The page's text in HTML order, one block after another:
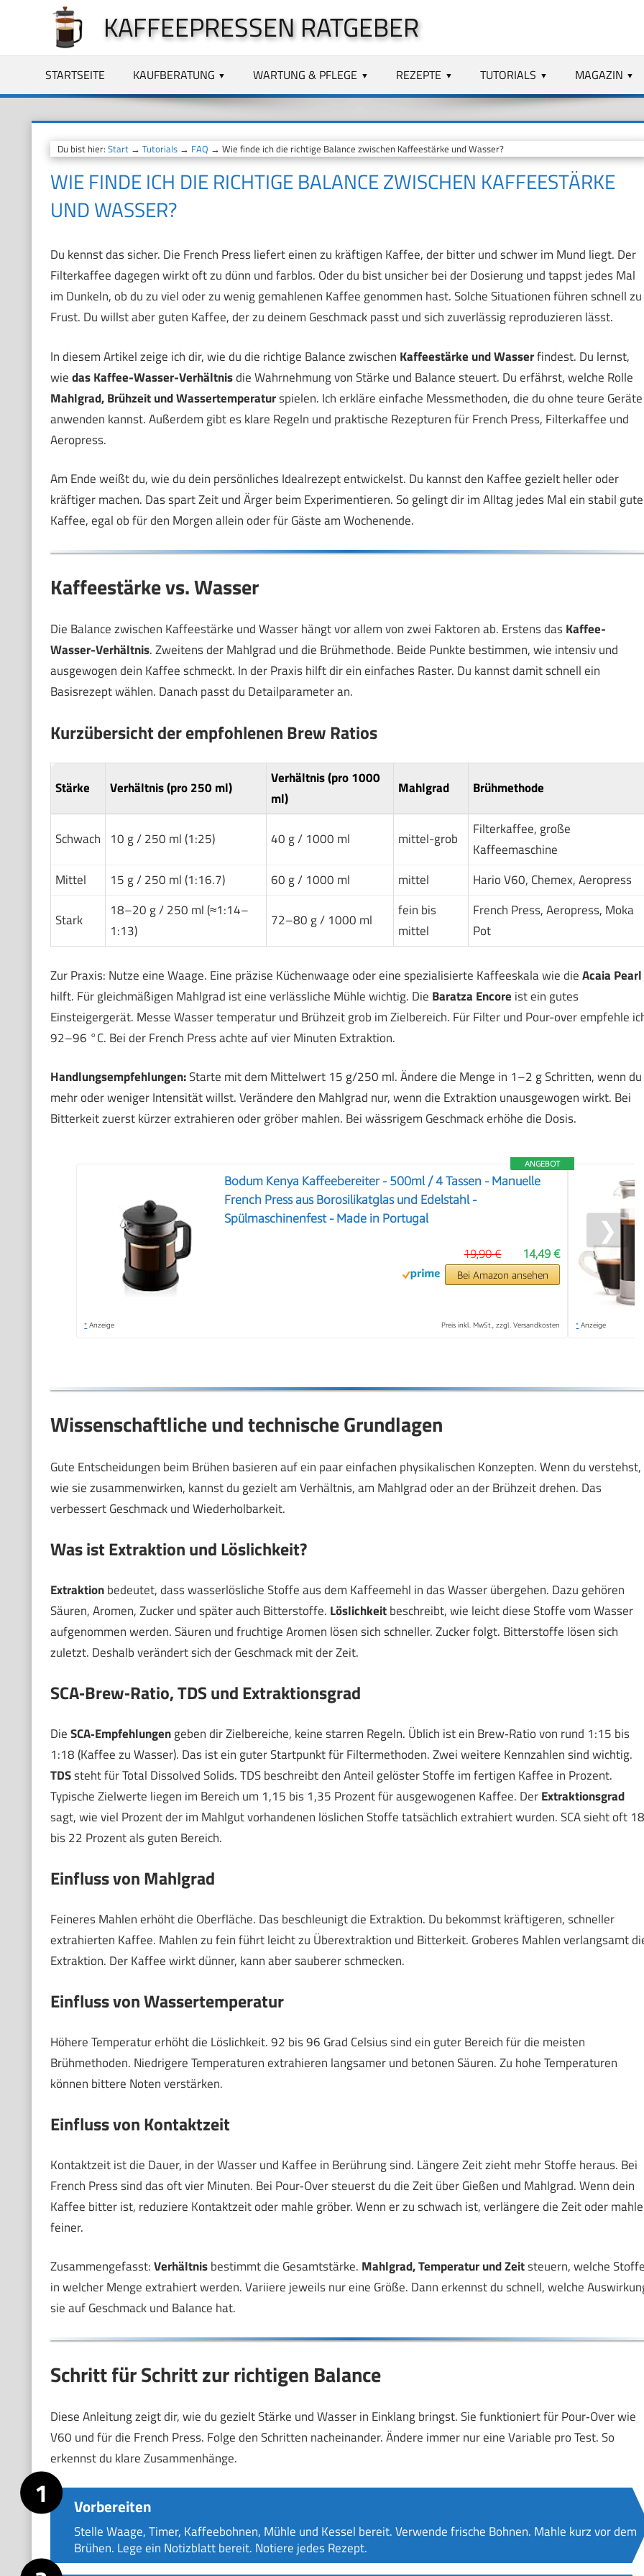
springen
KAFFEEPRESSEN RATGEBER
STARTSEITE KAUFBERATUNG WARTUNG & PFLEGE REZEPTE TUTORIALS MAGAZIN
Du bist hier: Start→ Tutorials→ FAQ → Wie finde ich die richtige Balance zwischen Kaffeestärke und Wasser?
WIE FINDE ICH DIE RICHTIGE BALANCE ZWISCHEN KAFFEESTÄRKE
UND WASSER?
Du kennst das sicher. Die French Press liefert einen zu kräftigen Kaffee, der bitter und schwer im Mund liegt. Der
Filterkaffee dagegen wirkt oft zu dünn und farblos. Oder du bist unsicher bei der Dosierung und tappst jedes Mal
im Dunkeln, ob du zu viel oder zu wenig gemahlenen Kaffee genommen hast. Solche Situationen führen schnell zu
Frust. Du willst aber guten Kaffee, der zu deinem Geschmack passt und sich zuverlässig reproduzieren lässt.
In diesem Artikel zeige ich dir, wie du die richtige Balance zwischen Kaffeestärke und Wasserfindest. Du lernst,
wiedas Kaffee-Wasser-Verhältnisdie Wahrnehmung von Stärke und Balance steuert. Du erfährst, welche Rolle
Mahlgrad, Brühzeit und Wassertemperaturspielen. Ich erkläre einfache Messmethoden, die du ohne teure Geräte
anwenden kannst. Außerdem gibt es klare Regeln und praktische Rezepturen für French Press, Filterkaffee und
Aeropress.
Am Ende weißt du, wie du dein persönliches Idealrezept entwickelst. Du kannst den Kaffee gezielt heller oder
kräftiger machen. Das spart Zeit und Ärger beim Experimentieren. So gelingt dir im Alltag jedes Mal ein stabil
Kaffee, egal ob für den Morgen allein oder für Gäste am Wochenende.
Kaffeestärke vs. Wasser
Die Balance zwischen Kaffeestärke und Wasser hängt vor allem von zwei Faktoren ab. Erstens dasKaffee-
Wasser-Verhältnis. Zweitens der Mahlgrad und die Brühmethode. Beide Punkte bestimmen, wie intensiv und
ausgewogen dein Kaffee schmeckt. In der Praxis hilft dir ein einfaches Raster. Du kannst damit schnell ein
Basisrezept wählen. Danach passt du Detailparameter an.
Kurzübersicht der empfohlenen Brew Ratios
Stärke Verhältnis (pro 250 ml)
Verhältnis (pro 1000
ml)
Mahlgrad Brühmethode
Schwach 10 g / 250 ml (1:25) 40 g / 1000 ml mittel-grob
Filterkaffee, große
Kaffeemaschine
Mittel
15 g / 250 ml (1:16.7) 60 g / 1000 ml mittel Hario V60, Chemex, Aeropress
Stark
18–20 g / 250 ml (≈1:14–
1:13)
72–80 g / 1000 ml
fein bis
mittel
French Press, Aeropress, Moka
Pot
Zur Praxis: Nutze eine Waage. Eine präzise Küchenwaage oder eine spezialisierte Kaffeeskala wie dieAcaia Pearl
hilft. Für gleichmäßigen Mahlgrad ist eine verlässliche Mühle wichtig. Die Baratza Encore ist ein gutes
Einsteigergerät. Messe Wasser temperatur und Brühzeit grob im Zielbereich. Für Filter und Pour-over empfehle
92–96 °C. Bei der French Press achte auf vier Minuten Extraktion.
Handlungsempfehlungen:Starte mit dem Mittelwert 15 g/250 ml. Ändere die Menge in 1–2 g Schritten, wenn du
mehr oder weniger Intensität willst. Verändere den Mahlgrad nur, wenn die Extraktion unausgewogen wirkt. Bei
Bitterkeit zuerst kürzer extrahieren oder gröber mahlen. Bei wässrigem Geschmack erhöhe die Dosis.
ANGEBOT
Bodum Kenya Kaffeebereiter - 500ml / 4 Tassen - Manuelle
French Press aus Borosilikatglas und Edelstahl -
Spülmaschinenfest - Made in Portugal
14,49 €
19,90 €
Bei Amazon ansehen
* Anzeige Preis inkl. MwSt., zzgl. Versandkosten * Anzeige
❯
Wissenschaftliche und technische Grundlagen
Gute Entscheidungen beim Brühen basieren auf ein paar einfachen physikalischen Konzepten. Wenn du verstehst,
wie sie zusammenwirken, kannst du gezielt am Verhältnis, am Mahlgrad oder an der Brühzeit drehen. Das
verbessert Geschmack und Wiederholbarkeit.
Was ist Extraktion und Löslichkeit?
Extraktionbedeutet, dass wasserlösliche Stoffe aus dem Kaffeemehl in das Wasser übergehen. Dazu gehören
Säuren, Aromen, Zucker und später auch Bitterstoffe. Löslichkeitbeschreibt, wie leicht diese Stoffe vom Wasser
aufgenommen werden. Säuren und fruchtige Aromen lösen sich schneller. Zucker folgt. Bitterstoffe lösen sich
zuletzt. Deshalb verändert sich der Geschmack mit der Zeit.
SCA‑Brew‑Ratio, TDS und Extraktionsgrad
DieSCA‑Empfehlungengeben dir Zielbereiche, keine starren Regeln. Üblich ist ein Brew‑Ratio von rund 1:15 bis
1:18 (Kaffee zu Wasser). Das ist ein guter Startpunkt für Filtermethoden. Zwei weitere Kennzahlen sind wichtig.
TDSsteht für Total Dissolved Solids. TDS beschreibt den Anteil gelöster Stoffe im fertigen Kaffee in Prozent.
Typische Zielwerte liegen im Bereich um 1,15 bis 1,35 Prozent für ausgewogenen Kaffee. DerExtraktionsgrad
sagt, wie viel Prozent der im Mahlgut vorhandenen löslichen Stoffe tatsächlich extrahiert wurden. SCA sieht oft 18
bis 22 Prozent als guten Bereich.
Einfluss von Mahlgrad
Feineres Mahlen erhöht die Oberfläche. Das beschleunigt die Extraktion. Du bekommst kräftigeren, schneller
extrahierten Kaffee. Mahlen zu fein führt leicht zu Überextraktion und Bitterkeit. Groberes Mahlen verlangsamt
Extraktion. Der Kaffee wirkt dünner, kann aber sauberer schmecken.
Einfluss von Wassertemperatur
Höhere Temperatur erhöht die Löslichkeit. 92 bis 96 Grad Celsius sind ein guter Bereich für die meisten
Brühmethoden. Niedrigere Temperaturen extrahieren langsamer und betonen Säuren. Zu hohe Temperaturen
können bittere Noten verstärken.
Einfluss von Kontaktzeit
Kontaktzeit ist die Dauer, in der Wasser und Kaffee in Berührung sind. Längere Zeit zieht mehr Stoffe heraus. Bei
French Press sind das oft vier Minuten. Bei Pour‑Over steuerst du die Zeit über Gießen und Mahlgrad. Wenn dein
Kaffee bitter ist, reduziere Kontaktzeit oder mahle gröber. Wenn er zu schwach ist, verlängere die Zeit oder mahle
feiner.
Zusammengefasst:Verhältnisbestimmt die Gesamtstärke. Mahlgrad, Temperatur und Zeitsteuern, welche
in welcher Menge extrahiert werden. Variiere jeweils nur eine Größe. Dann erkennst du schnell, welche
sie auf Geschmack und Balance hat.
Schritt für Schritt zur richtigen Balance
Diese Anleitung zeigt dir, wie du gezielt Stärke und Wasser in Einklang bringst. Sie funktioniert für Pour‑Over wie
V60 und für die French Press. Folge den Schritten nacheinander. Ändere immer nur eine Variable pro Test. So
erkennst du klare Zusammenhänge.
Vorbereiten
Stelle Waage, Timer, Kaffeebohnen, Mühle und Kessel bereit. Verwende frische Bohnen. Mahle kurz vor dem
Brühen. Lege ein Notizblatt bereit. Notiere jedes Rezept.